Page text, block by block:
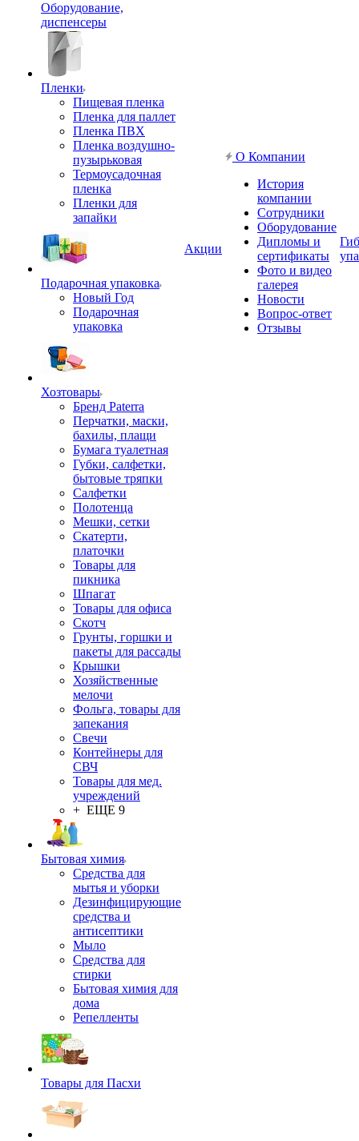
Оборудование,
диспенсеры
Пленки
Пищевая пленка
Пленка для паллет
Пленка ПВХ
Пленка воздушно-
пузырьковая
Термоусадочная
пленка
Пленки для
запайки
Подарочная упаковка
Новый Год
Подарочная
упаковка
Хозтовары
Бренд Paterra
Перчатки, маски,
бахилы, плащи
Бумага туалетная
Губки, салфетки,
бытовые тряпки
Салфетки
Полотенца
Мешки, сетки
Скатерти,
платочки
Товары для
пикника
Шпагат
Товары для офиса
Скотч
Грунты, горшки и
пакеты для рассады
Крышки
Хозяйственные
мелочи
Фольга, товары для
запекания
Свечи
Контейнеры для
СВЧ
Товары для мед.
учреждений
+ ЕЩЕ 9
Бытовая химия
Средства для
мытья и уборки
Дезинфицирующие
средства и
антисептики
Мыло
Средства для
стирки
Бытовая химия для
дома
Репелленты
Товары для Пасхи
Акции
О Компании
История
компании
Сотрудники
Оборудование
Дипломы и
сертификаты
Фото и видео
галерея
Новости
Вопрос-ответ
Отзывы